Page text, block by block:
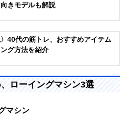
きモデルも解説
〉40代の筋トレ、おすすめアイテム
グ方法を紹介
ローイングマシン3選
マシン